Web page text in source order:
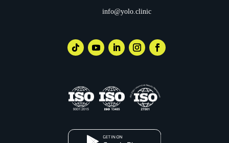
info@yolo.clinic